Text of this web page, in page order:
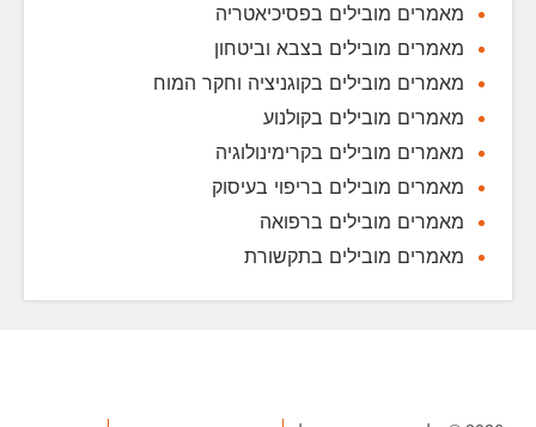
מאמרים מובילים בפסיכיאטריה
מאמרים מובילים בצבא וביטחון
מאמרים מובילים בקוגניציה וחקר המוח
מאמרים מובילים בקולנוע
מאמרים מובילים בקרימינולוגיה
מאמרים מובילים בריפוי בעיסוק
מאמרים מובילים ברפואה
מאמרים מובילים בתקשורת